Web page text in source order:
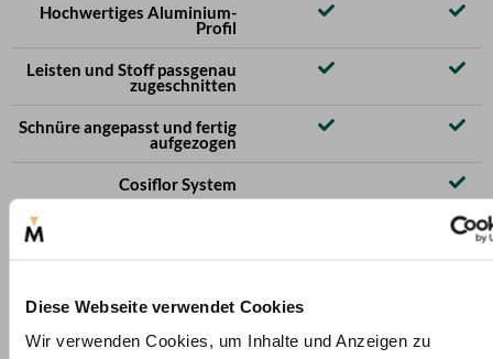
Diese Webseite verwendet Cookies
Wir verwenden Cookies, um Inhalte und Anzeigen zu
Hochwertiges Aluminium-
Profil
Leisten und Stoff passgenau
zugeschnitten
Schnüre angepasst und fertig
aufgezogen
Cosiflor System
Optional: Führungsschienen
Stoff- & Farbauswahl
Begrenzte
Große